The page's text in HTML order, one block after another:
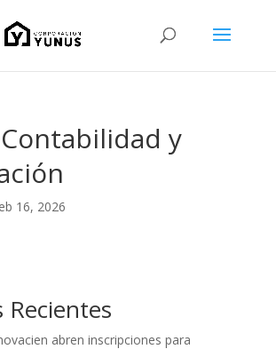
Contabilidad y
16, 2026
Recientes
abren inscripciones para